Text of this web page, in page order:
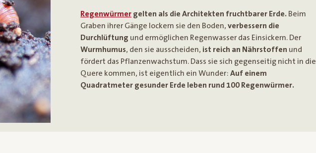
Regenwürmer gelten als die Architekten fruchtbarer Erde. Beim
Graben ihrer Gänge lockern sie den Boden,verbessern die
Durchlüftung und ermöglichen Regenwasser das Einsickern. Der
Wurmhumus, den sie ausscheiden, ist reich an Nährstoffen und
fördert das Pflanzenwachstum. Dass sie sich gegenseitig nicht in die
Quere kommen, ist eigentlich ein Wunder:Auf einem
Quadratmeter gesunder Erde leben rund 100 Regenwürmer.